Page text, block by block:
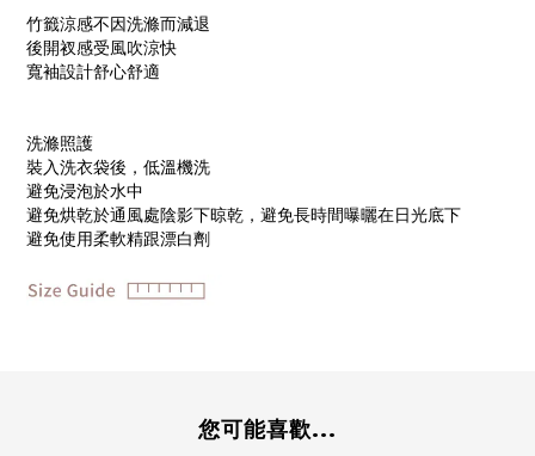
竹籤涼感不因洗滌而減退
後開衩感受風吹涼快
寬袖設計舒心舒適
洗滌照護
裝入洗衣袋後，低溫機洗
避免浸泡於水中
避免烘乾於通風處陰影下晾乾，避免長時間曝曬在日光底下
避免使用柔軟精跟漂白劑
您可能喜歡...